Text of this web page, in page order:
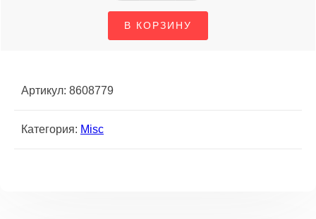
Датчик
уровня
масла
В КОРЗИНУ
Артикул: 8608779
Категория: Misc